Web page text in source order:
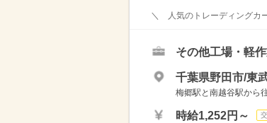
＼ 人気のトレーディングカ
その他工場・軽
千葉県野田市/東
梅郷駅と南越谷駅から
時給1,252円～